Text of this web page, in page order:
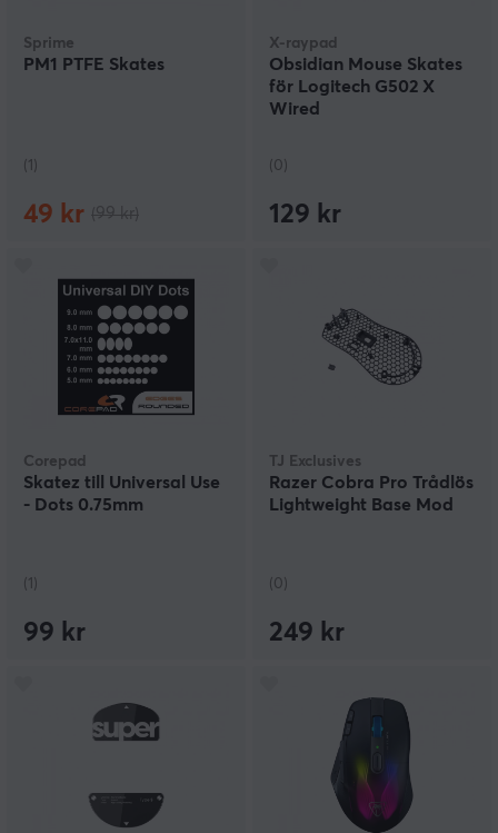
Sprime
PM1 PTFE Skates
(1)
49 kr
X-raypad
Obsidian Mouse Skates
för Logitech G502 X
Wired
(0)
129 kr
Corepad
Skatez till Universal Use
- Dots 0.75mm
(1)
99 kr
TJ Exclusives
Razer Cobra Pro Trådlös
Lightweight Base Mod
(0)
249 kr